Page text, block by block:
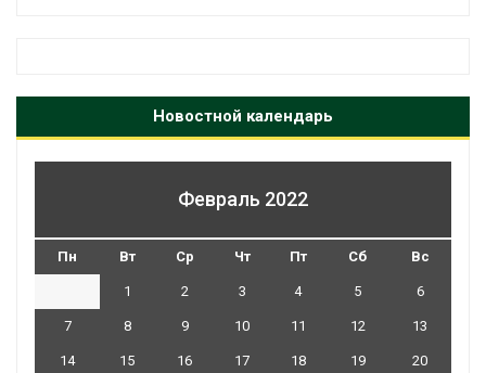
Новостной календарь
Февраль 2022
Пн Вт Ср Чт Пт Сб Вс
1 2 3 4 5 6
7 8 9 10 11 12 13
14 15 16 17 18 19 20